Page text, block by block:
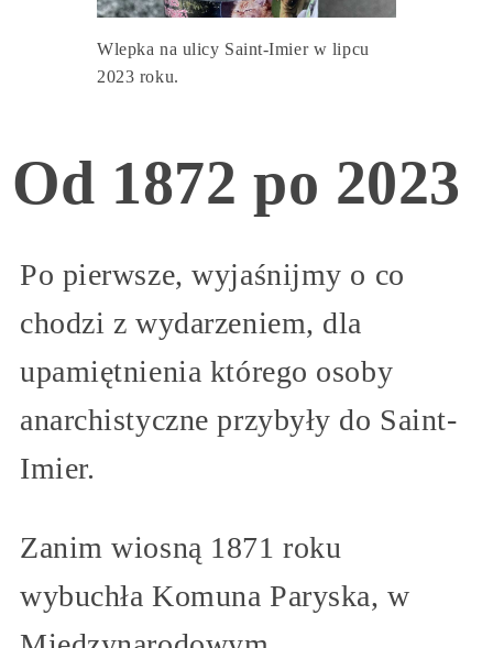
Wlepka na ulicy Saint-Imier w lipcu
2023 roku.
Od 1872 po 2023
Po pierwsze, wyjaśnijmy o co
chodzi z wydarzeniem, dla
upamiętnienia którego osoby
anarchistyczne przybyły do Saint-
Imier.
Zanim wiosną 1871 roku
wybuchła Komuna Paryska, w